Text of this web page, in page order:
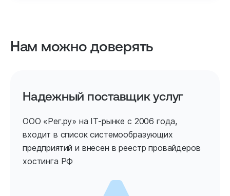
Нам можно доверять
Надежный поставщик услуг
ООО «Рег.ру» на IT-рынке с 2006 года,
входит в список системообразующих
предприятий и внесен в реестр провайдеров
хостинга РФ